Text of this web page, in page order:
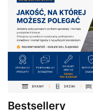
Bestsellery